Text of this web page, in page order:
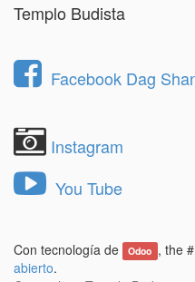
Posteriormente, la Junta
Templo Budista
Facebook Dag
Instagram
You Tube
Con tecnología de Odoo , the
abierto.